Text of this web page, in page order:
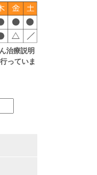
治療説明
っていま